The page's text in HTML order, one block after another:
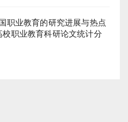
职业教育的研究进展与热点
职业教育科研论文统计分